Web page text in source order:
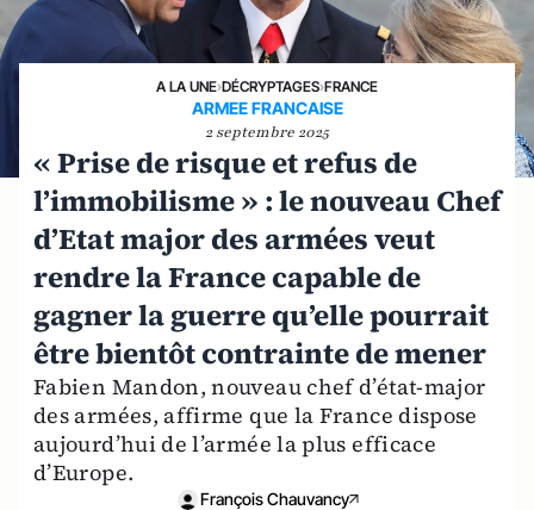
A LA UNE›DÉCRYPTAGES›FRANCE
ARMEE FRANCAISE
2 septembre 2025
« Prise de risque et refus de
l’immobilisme » : le nouveau Chef
d’Etat major des armées veut
rendre la France capable de
gagner la guerre qu’elle pourrait
être bientôt contrainte de mener
Fabien Mandon, nouveau chef d’état-major
des armées, affirme que la France dispose
aujourd’hui de l’armée la plus efficace
d’Europe.
François Chauvancy